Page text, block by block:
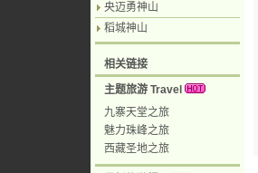
央迈勇神山
稻城神山
相关链接
主题旅游 Travel
九寨天堂之旅
魅力珠峰之旅
西藏圣地之旅